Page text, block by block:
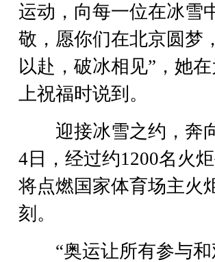
运动，向每一位在冰雪
敬，愿你们在北京圆梦
以赴，破冰相见”，她
上祝福时说到。
迎接冰雪之约，奔
4日，经过约1200名火
将点燃国家体育场主火
刻。
“奥运让所有参与和